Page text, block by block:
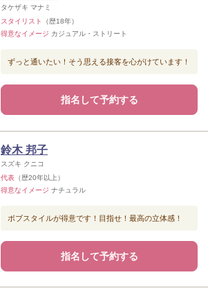
タケザキ マナミ
スタイリスト
（歴18年）
得意なイメージ カジュアル・ストリート
ずっと通いたい！そう思える接客を心がけています！
指名して予約する
鈴木 邦子
スズキ クニコ
代表 （歴20年以上）
得意なイメージ ナチュラル
ボブスタイルが得意です！目指せ！最高の立体感！
指名して予約する